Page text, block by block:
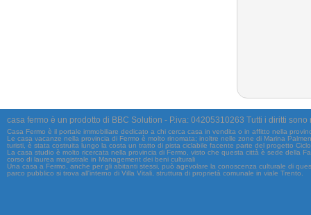
casa fermo è un prodotto di BBC Solution - P.iva: 04205310263 Tutti i diritti
Casa Fermo è il portale immobiliare dedicato a chi cerca casa in vendita o in affitto nella
Le casa vacanze nella provincia di Fermo è molto rinomata; inoltre nelle zone di Marina
turisti, è stata costruita lungo la costa un tratto di pista ciclabile facente parte del progetto
La casa studio è molto ricercata nella provincia di Fermo, visto che questa città è sede della
corso di laurea magistrale in Management dei beni culturali
Una casa a Fermo, anche per gli abitanti stessi, può agevolare la conoscenza culturale di
parco pubblico si trova all'interno di Villa Vitali, struttura di proprietà comunale in viale Trento.